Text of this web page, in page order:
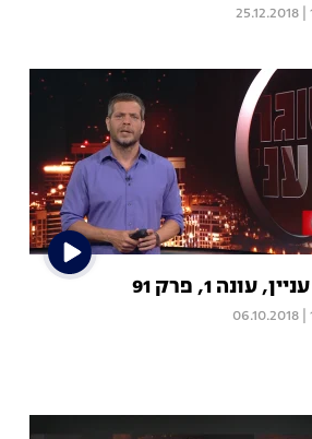
25.12.2018
עונה 1, פרק 91
06.10.2018